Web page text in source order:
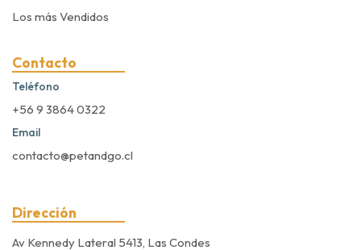
Los más Vendidos
Contacto
Teléfono
+56 9 3864 0322
Email
contacto@petandgo.cl
Dirección
Av Kennedy Lateral 5413, Las Condes